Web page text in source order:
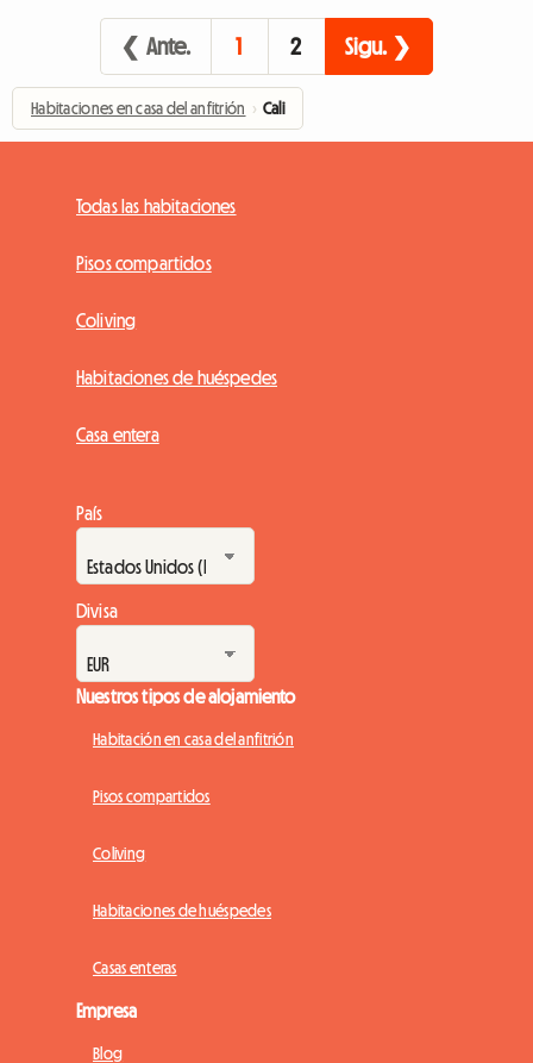
❮ Ante. 1 2 Sigu. ❯
Habitaciones en casa del anfitrión › Cali
Todas las habitaciones
Pisos compartidos
Coliving
Habitaciones de huéspedes
Casa entera
País
Divisa
Nuestros tipos de alojamiento
Habitación en casa del anfitrión
Pisos compartidos
Coliving
Habitaciones de huéspedes
Casas enteras
Empresa
Blog